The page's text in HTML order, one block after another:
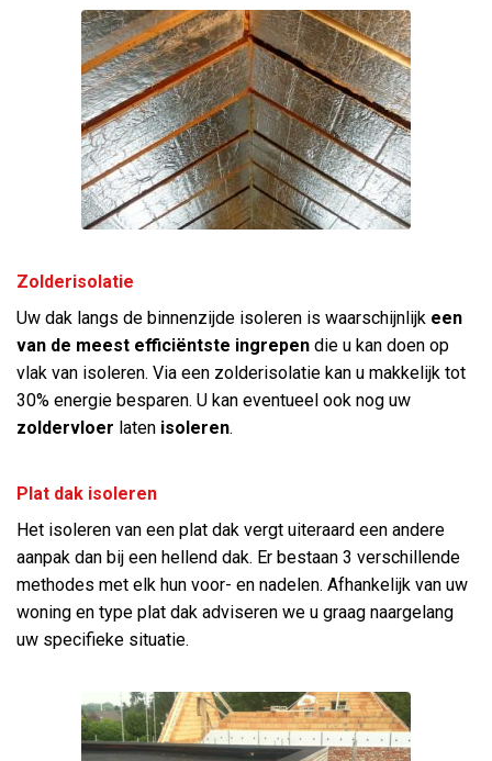
Zolderisolatie
Uw dak langs de binnenzijde isoleren is waarschijnlijk een
van de meest efficiëntste ingrepen die u kan doen op
vlak van isoleren. Via een zolderisolatie kan u makkelijk tot
30% energie besparen. U kan eventueel ook nog uw
zoldervloer laten isoleren.
Plat dak isoleren
Het isoleren van een plat dak vergt uiteraard een andere
aanpak dan bij een hellend dak. Er bestaan 3 verschillende
methodes met elk hun voor- en nadelen. Afhankelijk van uw
woning en type plat dak adviseren we u graag naargelang
uw specifieke situatie.